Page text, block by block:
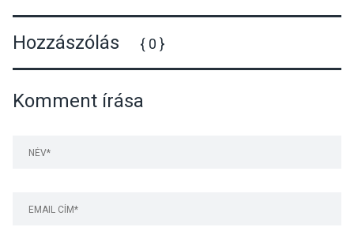
Hozzászólás { 0 }
Komment írása